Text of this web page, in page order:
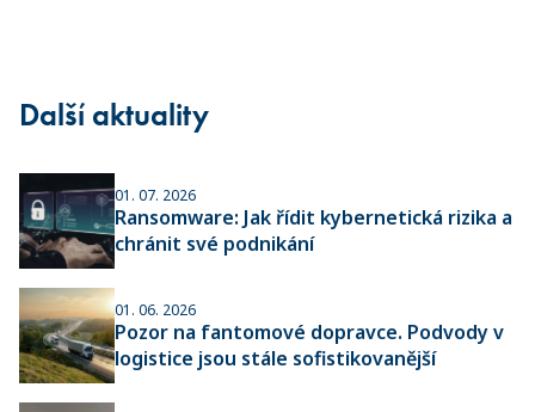
Další aktuality
01. 07. 2026
Ransomware: Jak řídit kybernetická rizika a
chránit své podnikání
01. 06. 2026
Pozor na fantomové dopravce. Podvody v
logistice jsou stále sofistikovanější